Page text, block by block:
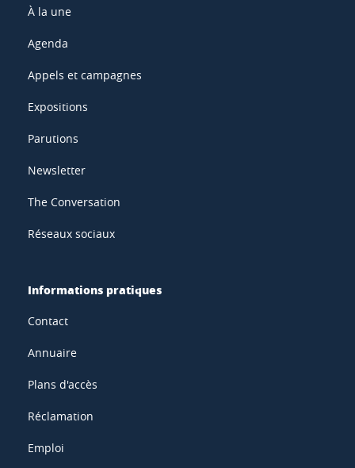
À la une
Agenda
Appels et campagnes
Expositions
Parutions
Newsletter
The Conversation
Réseaux sociaux
Informations pratiques
Contact
Annuaire
Plans d'accès
Réclamation
Emploi